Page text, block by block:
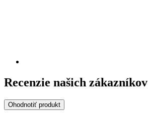
Recenzie našich zákazníkov
Ohodnotiť produkt